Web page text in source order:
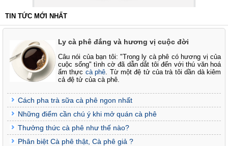
TIN TỨC MỚI NHẤT
Ly cà phê đắng và hương vị cuộc đời
Câu nói của bạn tôi: "Trong ly cà phê có hương vị của
cuộc sống" tình cờ đã dẫn dắt tôi đến với thú văn hoá
ẩm thực cà phê . Từ một đệ tử của trà tôi dần dà kiêm
cả đệ tử của cà phê.
Cách pha trà sữa cà phê ngon nhất
Những điểm cần chú ý khi mở quán cà phê
Thưởng thức cà phê như thế nào?
Phân biệt Cà phê thật, Cà phê giả ?